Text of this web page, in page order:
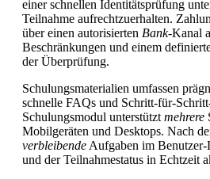
einer schnellen Identitätsprüfung
Teilnahme aufrechtzuerhalten.
über einen autorisierten Bank-Kanal
Beschränkungen und einem
der Überprüfung.
Schulungsmaterialien umfassen
schnelle FAQs und Schritt-für-
Schulungsmodul unterstützt mehrere
Mobilgeräten und Desktops. Nach
verbleibende Aufgaben im Benutzer-
und der Teilnahmestatus in Echtzeit